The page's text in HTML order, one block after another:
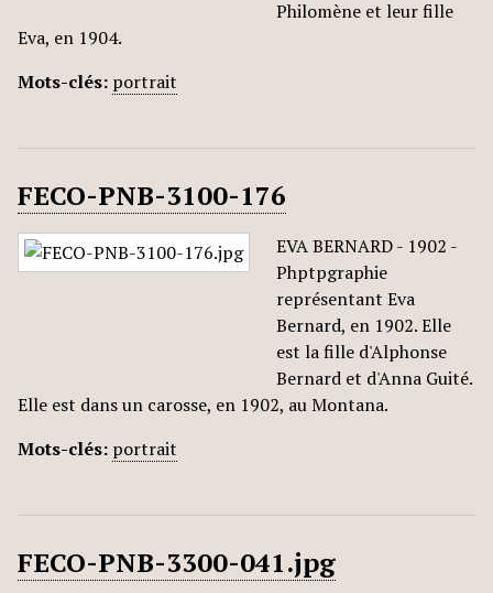
Philomène et leur fille
Eva, en 1904.
Mots-clés: portrait
FECO-PNB-3100-176
EVA BERNARD - 1902 -
Phptpgraphie
représentant Eva
Bernard, en 1902. Elle
est la fille d'Alphonse
Bernard et d'Anna Guité.
Elle est dans un carosse, en 1902, au Montana.
Mots-clés: portrait
FECO-PNB-3300-041.jpg